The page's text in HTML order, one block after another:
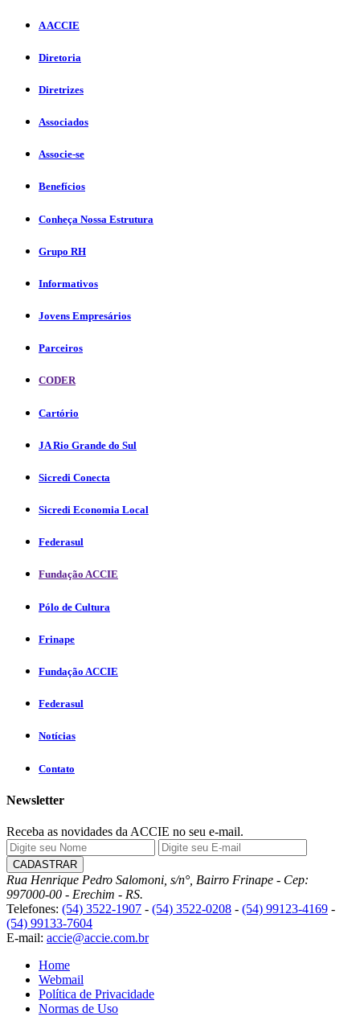
A ACCIE
Diretoria
Diretrizes
Associados
Associe-se
Benefícios
Conheça Nossa Estrutura
Grupo RH
Informativos
Jovens Empresários
Parceiros
CODER
Cartório
JA Rio Grande do Sul
Sicredi Conecta
Sicredi Economia Local
Federasul
Fundação ACCIE
Pólo de Cultura
Frinape
Fundação ACCIE
Federasul
Notícias
Contato
Newsletter
Receba as novidades da ACCIE no seu e-mail.
Rua Henrique Pedro Salomoni, s/n°, Bairro Frinape - Cep:
997000-00 - Erechim - RS.
Telefones: (54) 3522-1907 - (54) 3522-0208 - (54) 99123-4169 -
(54) 99133-7604
E-mail: accie@accie.com.br
Home
Webmail
Política de Privacidade
Normas de Uso